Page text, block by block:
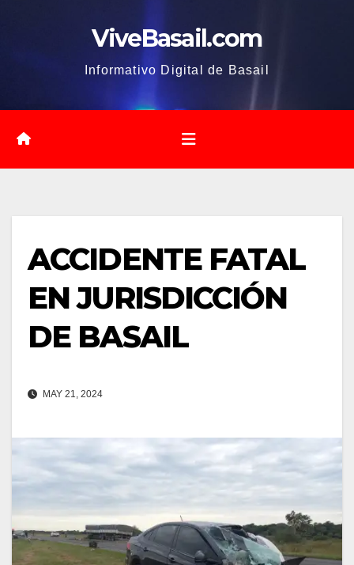
ViveBasail.com
Informativo Digital de Basail
ACCIDENTE FATAL
EN JURISDICCIÓN
DE BASAIL
MAY 21, 2024